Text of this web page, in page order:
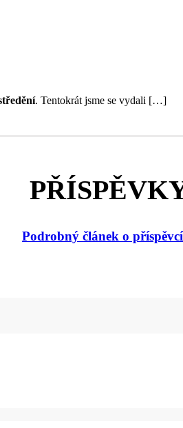
. Tentokrát jsme se vydali […]
Podrobný článek o